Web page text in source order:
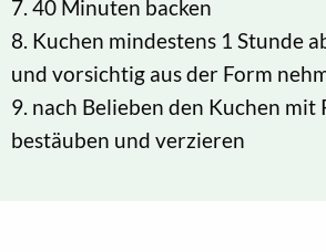
7. 40 Minuten backen
8. Kuchen mindestens 1 Stunde
und vorsichtig aus der Form
9. nach Belieben den Kuchen mit
bestäuben und verzieren